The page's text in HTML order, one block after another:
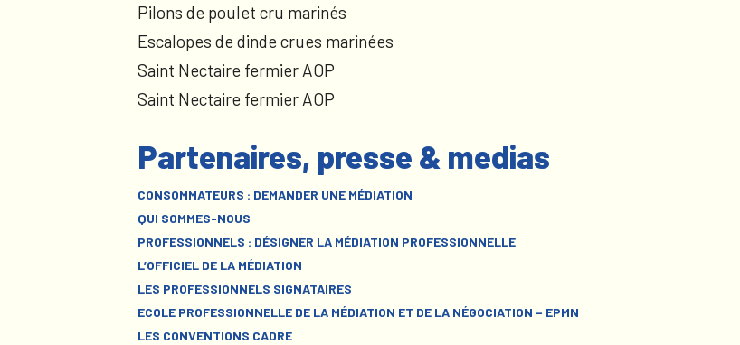
Pilons de poulet cru marinés
Escalopes de dinde crues marinées
Saint Nectaire fermier AOP
Saint Nectaire fermier AOP
Partenaires, presse & medias
CONSOMMATEURS : DEMANDER UNE MÉDIATION
QUI SOMMES-NOUS
PROFESSIONNELS : DÉSIGNER LA MÉDIATION PROFESSIONNELLE
L’OFFICIEL DE LA MÉDIATION
LES PROFESSIONNELS SIGNATAIRES
ECOLE PROFESSIONNELLE DE LA MÉDIATION ET DE LA NÉGOCIATION – EPMN
LES CONVENTIONS CADRE